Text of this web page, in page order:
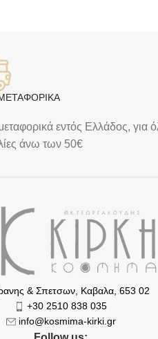
εντός Ελλάδος, για
άνω των 50€
& Σπετσων, Καβαλα, 653 02
+30 2510 838 035
info@kosmima-kirki.gr